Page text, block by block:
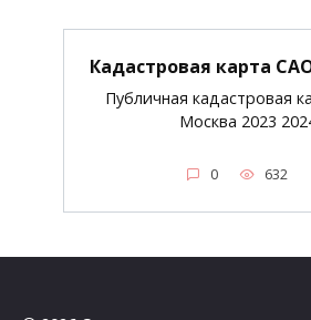
Кадастровая карта
Публичная кадастровая
Москва 2023
0 632